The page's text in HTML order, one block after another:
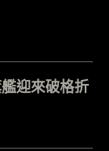
迎來破格折